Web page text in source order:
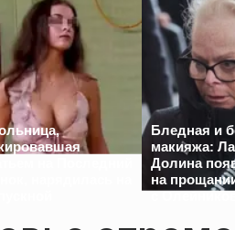
Бледная и
макияжа:
Долина
на
с